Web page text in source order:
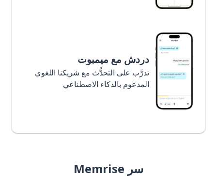
دردش مع ميمبوت
تدرَّب على التحدُّث مع شريكنا اللغوي
المدعوم بالذكاء الاصطناعي
سر Memrise